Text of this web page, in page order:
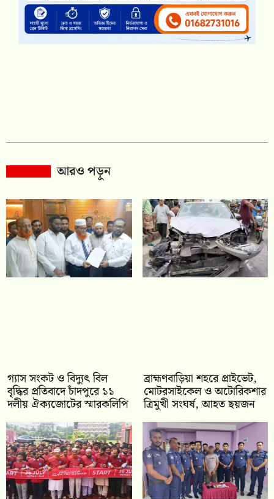
আরও পড়ুন
গ্যাস সংকট ও বিদ্যুৎ বিল
বৃদ্ধির প্রতিবাদে চাঁদপুরে ১১
দলীয় ঐক্যজোটের স্মারকলিপি
ব্রাহ্মণবাড়িয়া শহরে প্রাইভেট,
মোটরসাইকেল ও অটোরিকশার
ত্রিমুখী সংঘর্ষ, আহত ছয়জন